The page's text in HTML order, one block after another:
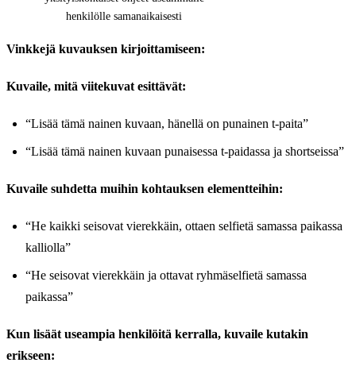
henkilölle samanaikaisesti
Vinkkejä kuvauksen kirjoittamiseen:
Kuvaile, mitä viitekuvat esittävät:
“Lisää tämä nainen kuvaan, hänellä on punainen t-paita”
“Lisää tämä nainen kuvaan punaisessa t-paidassa ja shortseissa”
Kuvaile suhdetta muihin kohtauksen elementteihin:
“He kaikki seisovat vierekkäin, ottaen selfietä samassa paikassa
kalliolla”
“He seisovat vierekkäin ja ottavat ryhmäselfietä samassa
paikassa”
Kun lisäät useampia henkilöitä kerralla, kuvaile kutakin
erikseen: